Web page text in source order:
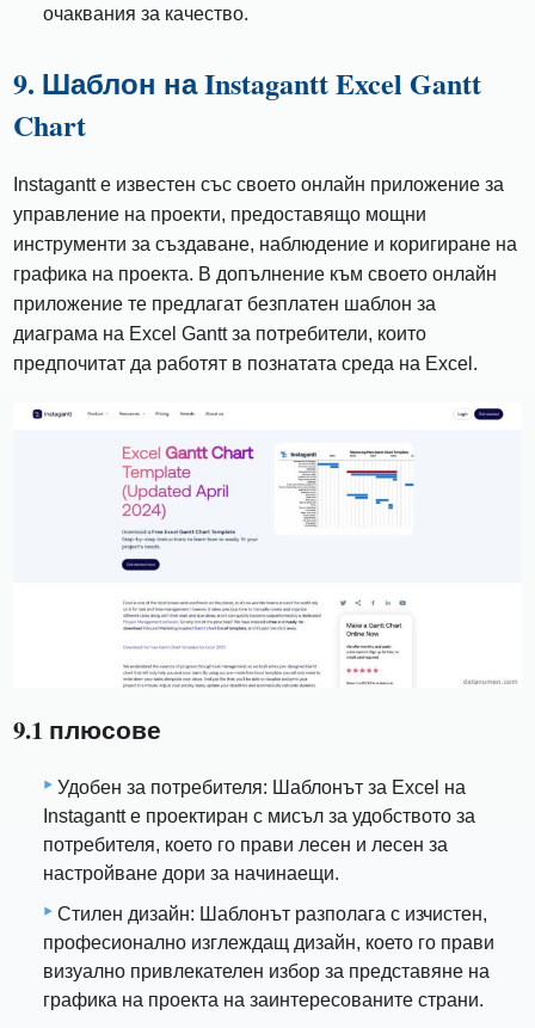
очаквания за качество.
9. Шаблон на Instagantt Excel Gantt
Chart
Instagantt е известен със своето онлайн приложение за
управление на проекти, предоставящо мощни
инструменти за създаване, наблюдение и коригиране на
графика на проекта. В допълнение към своето онлайн
приложение те предлагат безплатен шаблон за
диаграма на Excel Gantt за потребители, които
предпочитат да работят в познатата среда на Excel.
9.1 плюсове
Удобен за потребителя: Шаблонът за Excel на
Instagantt е проектиран с мисъл за удобството за
потребителя, което го прави лесен и лесен за
настройване дори за начинаещи.
Стилен дизайн: Шаблонът разполага с изчистен,
професионално изглеждащ дизайн, което го прави
визуално привлекателен избор за представяне на
графика на проекта на заинтересованите страни.